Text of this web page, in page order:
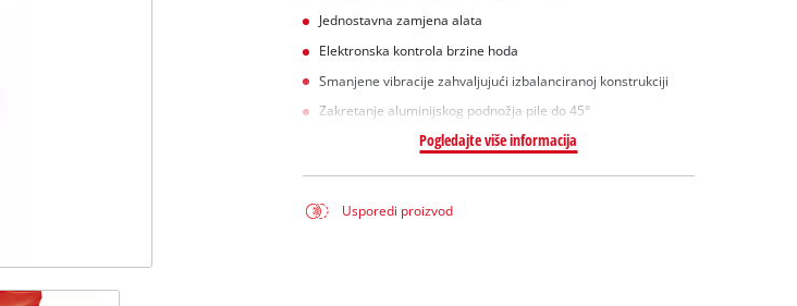
Jednostavna zamjena alata
Elektronska kontrola brzine hoda
Smanjene vibracije zahvaljujući izbalanciranoj konstrukciji
Zakretanje aluminijskog podnožja pile do 45°
Pogledajte više informacija
Usporedi proizvod